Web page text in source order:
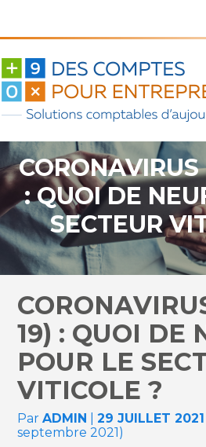
Aller
contenu
CORONAVIRUS
: QUOI DE
SECTEUR
19) : QUOI DE
POUR LE
VITICOLE ?
ParADMIN |29 JUILLET 2021
septembre 2021)